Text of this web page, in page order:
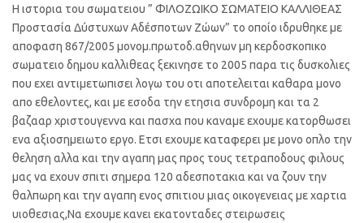
Η ιστορια του σωματειου ” ΦΙΛΟΖΩΙΚΟ ΣΩΜΑΤΕΙΟ ΚΑΛΛΙΘΕΑΣ
Προστασία Δύστυχων Αδέσποτων Ζώων” το οποίο ιδρυθηκε με
αποφαση 867/2005 μονομ.πρωτοδ.αθηνων μη κερδοσκοπικο
σωματειο δημου καλλιθεας ξεκινησε το 2005 παρα τις δυσκολιες
που εχει αντιμετωπισει λογω του οτι αποτελειται καθαρα μονο
απο εθελοντες, και με εσοδα την ετησια συνδρομη και τα 2
βαζααρ χριστουγεννα και πασχα που καναμε εχουμε κατορθωσει
ενα αξιοσημειωτο εργο. Ετσι εχουμε καταφερει με μονο οπλο την
θεληση αλλα και την αγαπη μας προς τους τετραποδους φιλους
μας να εχουν σπιτι σημερα 120 αδεσποτακια και να ζουν την
θαλπωρη και την αγαπη ενος σπιτιου μιας οικογενειας με χαρτια
υιοθεσιας,Να εχουμε κανει εκατονταδες στειρωσεις